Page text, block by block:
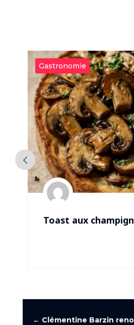
Gastronomie
Toast aux
← Clémentine Barzin